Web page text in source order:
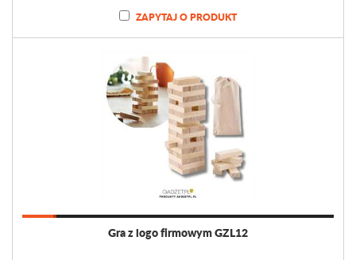
ZAPYTAJ O PRODUKT
Gra z logo firmowym GZL12